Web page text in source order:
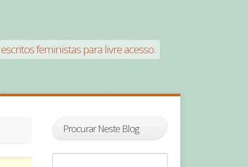
feministas para livre acesso.
Procurar Neste Blog